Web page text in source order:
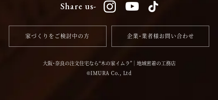
Share us-
家づくりをご検討中の方 企業・業者様お問い合わせ
大阪・奈良の注文住宅なら“木の家イムラ”｜地域密着の工務店
©️IMURA Co., Ltd